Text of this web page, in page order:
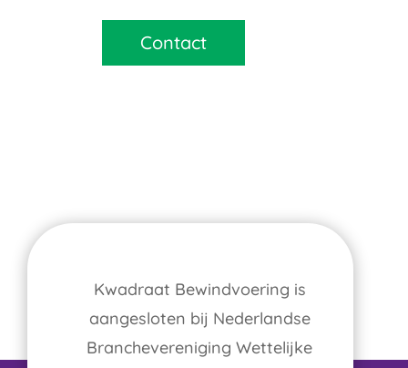
Contact
Kwadraat Bewindvoering is
aangesloten bij Nederlandse
Branchevereniging Wettelijke